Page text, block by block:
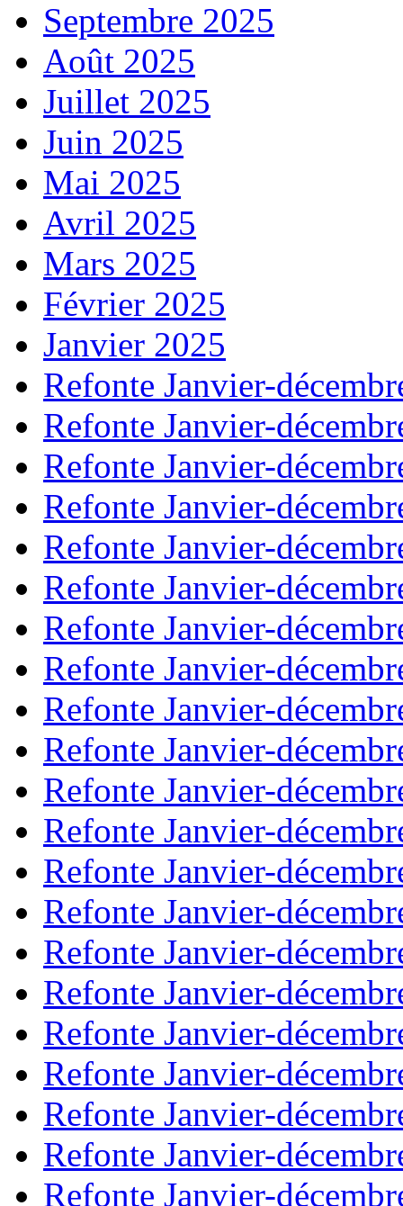
Septembre 2025
Août 2025
Juillet 2025
Juin 2025
Mai 2025
Avril 2025
Mars 2025
Février 2025
Janvier 2025
Refonte Janvier-
Refonte Janvier-
Refonte Janvier-
Refonte Janvier-
Refonte Janvier-
Refonte Janvier-
Refonte Janvier-
Refonte Janvier-
Refonte Janvier-
Refonte Janvier-
Refonte Janvier-
Refonte Janvier-
Refonte Janvier-
Refonte Janvier-
Refonte Janvier-
Refonte Janvier-
Refonte Janvier-
Refonte Janvier-
Refonte Janvier-
Refonte Janvier-
Refonte Janvier-